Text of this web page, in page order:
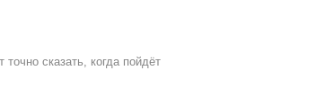
сказать, когда пойдёт